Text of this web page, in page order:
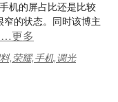
机的屏占比还是比较
的状态。同时该博主
更多
,荣耀,手机,调光